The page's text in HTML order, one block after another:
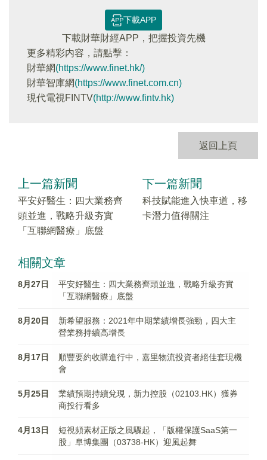
下載APP
下載財華財經APP，把握投資先機
更多精彩内容，請點擊：
財華網(https://www.finet.hk/)
財華智庫網(https://www.finet.com.cn)
現代電視FINTV(http://www.fintv.hk)
返回上頁
上一篇新聞
平安好醫生：四大業務齊
頭並進，戰略升級夯實
「互聯網醫療」底盤
下一篇新聞
科技賦能進入快車道，移
卡潛力值得關注
相關文章
8月27日
平安好醫生：四大業務齊頭並進，戰略升級夯實
「互聯網醫療」底盤
8月20日
新希望服務：2021年中期業績增長強勁，四大主
營業務持續高增長
8月17日
順豐要約收購進行中，嘉里物流投資者絕佳套現機
會
5月25日
業績預期持續兌現，新力控股（02103.HK）獲券
商投行看多
4月13日
短視頻素材正版之風驟起，「版權保護SaaS第一
股」阜博集團（03738-HK）迎風起舞